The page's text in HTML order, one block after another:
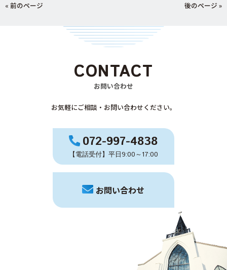
« 前のページ 後のページ »
CONTACT
お問い合わせ
お気軽にご相談・お問い合わせください。
072-997-4838
【電話受付】平日9:00～17:00
お問い合わせ